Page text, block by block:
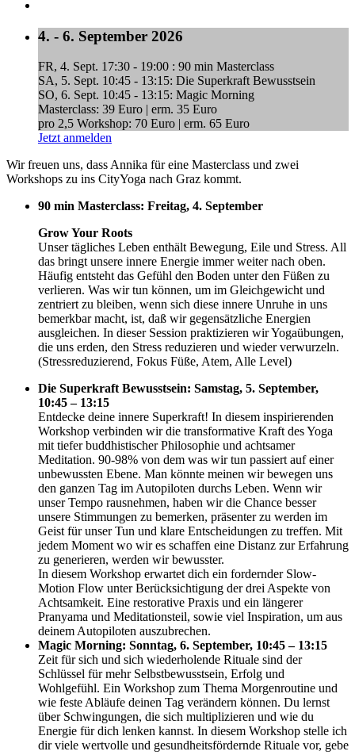
4. - 6. September 2026
FR, 4. Sept. 17:30 - 19:00 : 90 min Masterclass
SA, 5. Sept. 10:45 - 13:15: Die Superkraft Bewusstsein
SO, 6. Sept. 10:45 - 13:15: Magic Morning
Masterclass: 39 Euro | erm. 35 Euro
pro 2,5 Workshop: 70 Euro | erm. 65 Euro
Jetzt anmelden
Wir freuen uns, dass Annika für eine Masterclass und zwei
Workshops zu ins CityYoga nach Graz kommt.
90 min Masterclass: Freitag, 4. September
Grow Your Roots
Unser tägliches Leben enthält Bewegung, Eile und Stress. All
das bringt unsere innere Energie immer weiter nach oben.
Häufig entsteht das Gefühl den Boden unter den Füßen zu
verlieren. Was wir tun können, um im Gleichgewicht und
zentriert zu bleiben, wenn sich diese innere Unruhe in uns
bemerkbar macht, ist, daß wir gegensätzliche Energien
ausgleichen. In dieser Session praktizieren wir Yogaübungen,
die uns erden, den Stress reduzieren und wieder verwurzeln.
(Stressreduzierend, Fokus Füße, Atem, Alle Level)
Die Superkraft Bewusstsein: Samstag, 5. September,
10:45 – 13:15
Entdecke deine innere Superkraft! In diesem inspirierenden
Workshop verbinden wir die transformative Kraft des Yoga
mit tiefer buddhistischer Philosophie und achtsamer
Meditation. 90-98% von dem was wir tun passiert auf einer
unbewussten Ebene. Man könnte meinen wir bewegen uns
den ganzen Tag im Autopiloten durchs Leben. Wenn wir
unser Tempo rausnehmen, haben wir die Chance besser
unsere Stimmungen zu bemerken, präsenter zu werden im
Geist für unser Tun und klare Entscheidungen zu treffen. Mit
jedem Moment wo wir es schaffen eine Distanz zur Erfahrung
zu generieren, werden wir bewusster.
In diesem Workshop erwartet dich ein fordernder Slow-
Motion Flow unter Berücksichtigung der drei Aspekte von
Achtsamkeit. Eine restorative Praxis und ein längerer
Pranyama und Meditationsteil, sowie viel Inspiration, um aus
deinem Autopiloten auszubrechen.
Magic Morning: Sonntag, 6. September, 10:45 – 13:15
Zeit für sich und sich wiederholende Rituale sind der
Schlüssel für mehr Selbstbewusstsein, Erfolg und
Wohlgefühl. Ein Workshop zum Thema Morgenroutine und
wie feste Abläufe deinen Tag verändern können. Du lernst
über Schwingungen, die sich multiplizieren und wie du
Energie für dich lenken kannst. In diesem Workshop stelle ich
dir viele wertvolle und gesundheitsfördernde Rituale vor, gebe